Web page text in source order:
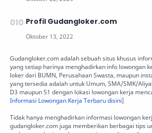
Profil Gudangloker.com
Gudangloker.com adalah sebuah situs khusus
yang setiap harinya menghadirkan info lowongan
loker dari BUMN, Perusahaan Swasta, maupun
yang tersedia adalah untuk Umum, SMA/SMK/
D3 maupun S1 dengan lokasi lowongan kerja
Informasi Lowongan Kerja Terbaru disini]
Tidak hanya menghadirkan informasi lowongan
gudangloker.com juga memberikan berbagai tips